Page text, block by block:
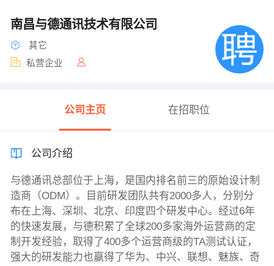
南昌与德通讯技术有限公司
其它
私营企业
公司主页 在招职位
公司介绍
与德通讯总部位于上海，是国内排名前三的原始设计制
造商（ODM）。目前研发团队共有2000多人，分别分
布在上海、深圳、北京、印度四个研发中心。经过6年
的快速发展，与德积累了全球200多家海外运营商的定
制开发经验，取得了400多个运营商级的TA测试认证，
强大的研发能力也赢得了华为、中兴、联想、魅族、奇